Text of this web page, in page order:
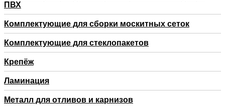
ПВХ
Комплектующие для сборки москитных сеток
Комплектующие для стеклопакетов
Крепёж
Ламинация
Металл для отливов и карнизов